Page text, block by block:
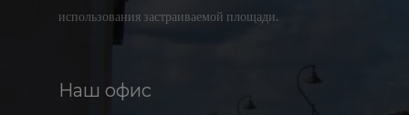
использования застраиваемой площади.
Наш офис